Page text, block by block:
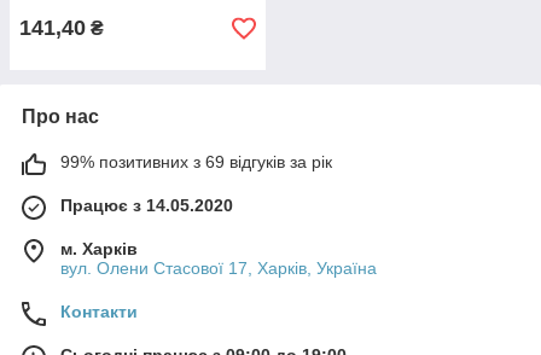
141,40 ₴
Про нас
99% позитивних з 69 відгуків за рік
Працює з 14.05.2020
м. Харків
вул. Олени Стасової 17, Харків, Україна
Контакти